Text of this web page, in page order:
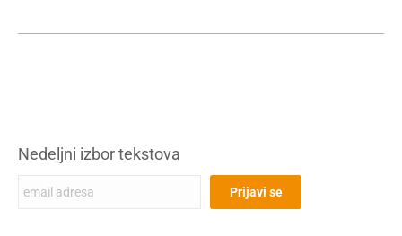
Nedeljni izbor tekstova